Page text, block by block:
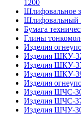
1200
Шлифовальное
Шлифовальный
Бумага
Глины
Изделия
Изделия ШКУ-
Изделия ШКУ-
Изделия ШКУ-
Изделия
Изделия ШЧС-
Изделия ШЧС-
Изделия ШЧУ-